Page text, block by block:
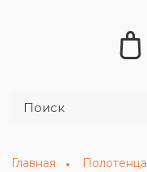
Главная Полотенца